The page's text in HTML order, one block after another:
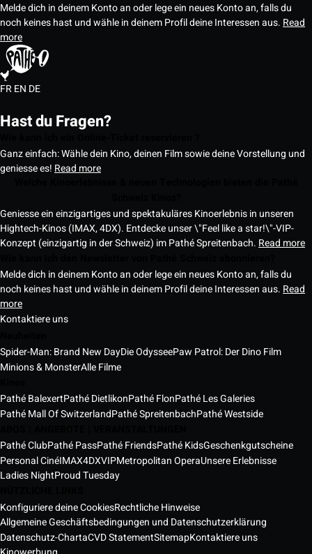
Melde dich in deinem Konto an oder lege ein neues Konto an, falls du
noch keines hast und wähle in deinem Profil deine Interessen aus. Read
more
FREN DE
Hast du Fragen?
Ganz einfach: Wähle dein Kino, deinen Film sowie deine Vorstellung und
geniesse es! Read more
Geniesse ein einzigartiges und spektakuläres Kinoerlebnis in unseren
Hightech-Kinos (IMAX, 4DX). Entdecke unser \"Feel like a star!\"-VIP-
Konzept (einzigartig in der Schweiz) im Pathé Spreitenbach. Read more
Melde dich in deinem Konto an oder lege ein neues Konto an, falls du
noch keines hast und wähle in deinem Profil deine Interessen aus. Read
more
Kontaktiere uns
Spider-Man: Brand New DayDie OdysseePaw Patrol: Der Dino Film
Minions & MonsterAlle Filme
Pathé BalexertPathé DietlikonPathé FlonPathé Les Galeries
Pathé Mall Of SwitzerlandPathé SpreitenbachPathé Westside
Pathé ClubPathé PassPathé FriendsPathé KidsGeschenkgutscheine
Personal CinéIMAX4DXVIPMetropolitan OperaUnsere Erlebnisse
Ladies NightProud Tuesday
Konfiguriere deine CookiesRechtliche Hinweise
Allgemeine Geschäftsbedingungen und Datenschutzerklärung
Datenschutz-ChartaCVD StatementSitemapKontaktiere uns